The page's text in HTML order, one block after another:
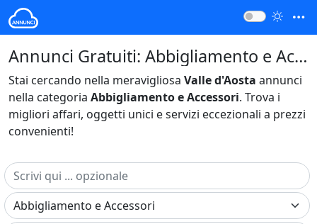
Annunci Gratuiti: Abbigliamento e Accessori Valle d'Aosta Italia
Stai cercando nella meravigliosa Valle d'Aosta annunci
nella categoria Abbigliamento e Accessori. Trova i
migliori affari, oggetti unici e servizi eccezionali a prezzi
convenienti!